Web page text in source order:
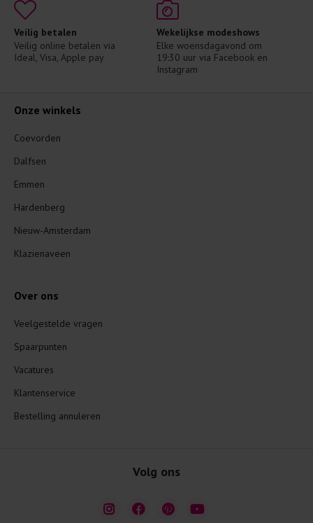
Veilig betalen
Veilig online betalen via
Ideal, Visa, Apple pay
Wekelijkse modeshows
Elke woensdagavond om
19:30 uur via Facebook en
Instagram
Onze winkels
Coevorden
Dalfsen
Emmen
Hardenberg
Nieuw-Amsterdam
Klazienaveen
Over ons
Veelgestelde vragen
Spaarpunten
Vacatures
Klantenservice
Bestelling annuleren
Volg ons